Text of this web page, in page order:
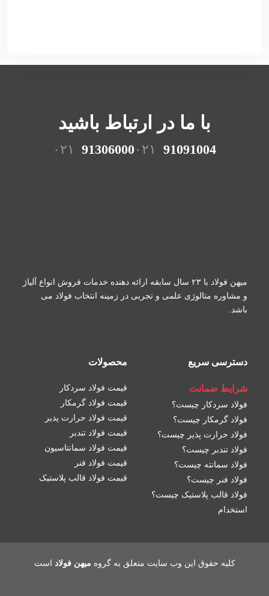
میهن فولاد با ۲۳ سال سابقه ارائه دهنده خدمات فروش
انواع آلیاژ
و مشاوره متالوژی علمی و تجربی در زمینه انتخاب فولاد می
باشد.
دسترسی سریع
شرایط ضمانت
فولاد سردکار چیست؟
فولاد گرمکار چیست؟
فولاد حرارت پذیر چیست؟
فولاد تندبر چیست؟
فولاد سمانته چیست؟
فولاد فنر چیست؟
فولاد قالب پلاستیک چیست؟
استخدام
محصولات
قیمت فولاد سردکار
قیمت فولاد گرمکار
قیمت فولاد حرارت پذیر
قیمت فولاد تندبر
قیمت فولاد سمانتاسیون
قیمت فولاد فنر
قیمت فولاد قالب پلاستیک
با ما در ارتباط باشید
۰۲۱ 91091004 ۰۲۱ 91306000
کلیه حقوق این وب سایت متعلق به گروه میهن فولاد است